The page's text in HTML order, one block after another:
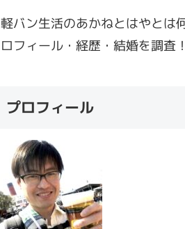
軽バン生活のあかねとはやとは
ロフィール・経歴・結婚を調査！
プロフィール